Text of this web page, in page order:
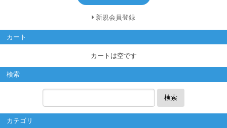
新規会員登録
カート
カートは空です
検索
検索
カテゴリ